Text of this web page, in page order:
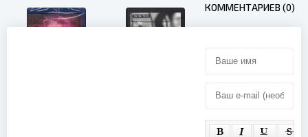
КОММЕНТАРИЕВ (0)